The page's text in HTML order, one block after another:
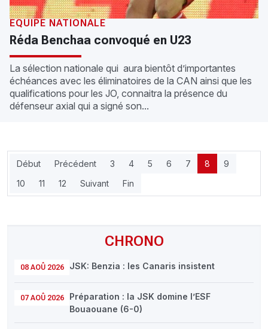
CHRONO
08 AOÛ 2026 JSK: Benzia : les Canaris insistent
07 AOÛ 2026
Préparation : la JSK domine l’ESF
Bouaouane (6-0)
EQUIPE NATIONALE
Réda Benchaa convoqué en U23
La sélection nationale qui aura bientôt d’importantes
échéances avec les éliminatoires de la CAN ainsi que les
qualifications pour les JO, connaitra la présence du
défenseur axial qui a signé son...
Début Précédent 3 4 5 6 7 8
9
10
11 12 Suivant Fin